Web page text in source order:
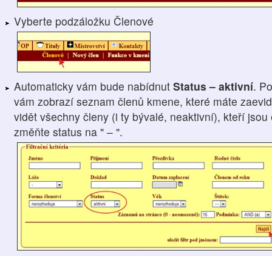
Vyberte podzáložku Členové
Automaticky vám bude nabídnut Status – aktivní.
vám zobrazí seznam členů kmene, které máte
vidět všechny členy (i ty bývalé, neaktivní), kteří
změňte status na " – ".